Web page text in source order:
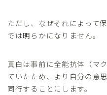
ただし、なぜそれによって
では明らかになりません。
真白は事前に全能抗体（マ
ていたため、より自分の意
同行することにします。